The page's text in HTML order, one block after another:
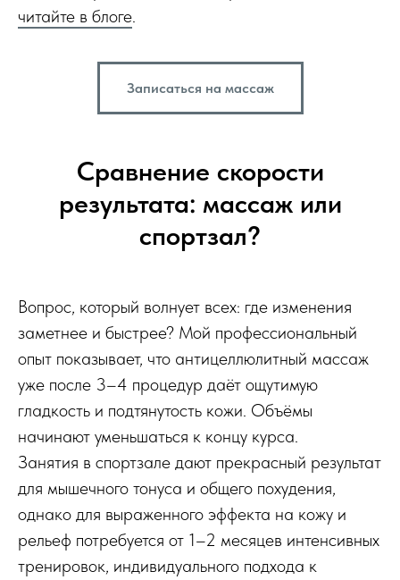
читайте в блоге.
Записаться на массаж
Сравнение скорости
результата: массаж или
спортзал?
Вопрос, который волнует всех: где изменения
заметнее и быстрее? Мой профессиональный
опыт показывает, что антицеллюлитный массаж
уже после 3–4 процедур даёт ощутимую
гладкость и подтянутость кожи. Объёмы
начинают уменьшаться к концу курса.
Занятия в спортзале дают прекрасный результат
для мышечного тонуса и общего похудения,
однако для выраженного эффекта на кожу и
рельеф потребуется от 1–2 месяцев интенсивных
тренировок, индивидуального подхода к